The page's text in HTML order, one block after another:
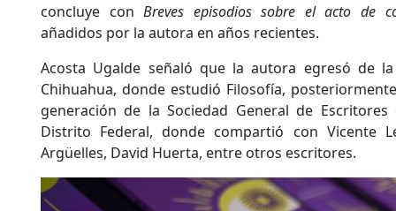
concluye conBreves episodios sobre el acto de
añadidos por la autora en años recientes.
Acosta Ugalde señaló que la autora egresó de
Chihuahua, donde estudió Filosofía,
generación de la Sociedad General de
Distrito Federal, donde compartió con Vicente
Argüelles, David Huerta, entre otros escritores.